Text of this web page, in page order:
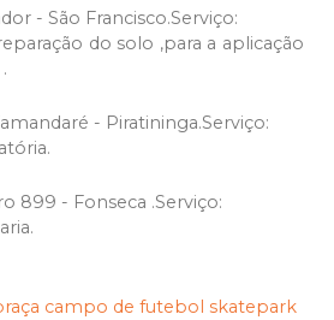
- São Francisco.Serviço:
do solo ,para a aplicação
- Piratininga.Serviço:
899 - Fonseca .Serviço:
campo de futebol skatepark